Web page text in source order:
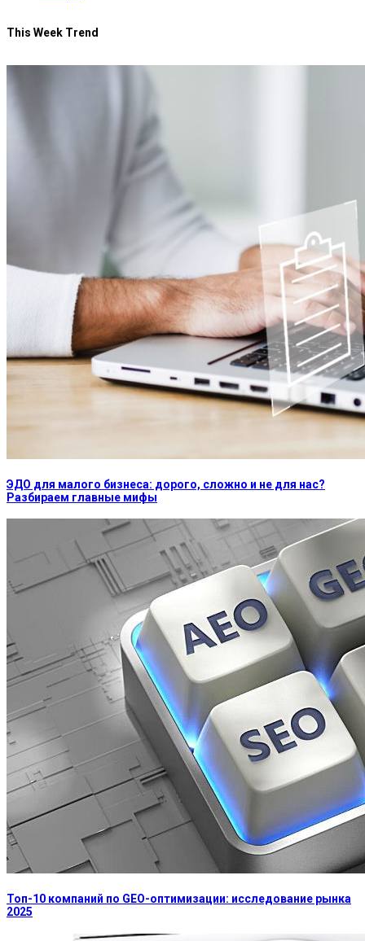
This Week Trend
ЭДО для малого бизнеса: дорого, сложно и не для нас?
Разбираем главные мифы
Топ-10 компаний по GEO-оптимизации: исследование рынка
2025